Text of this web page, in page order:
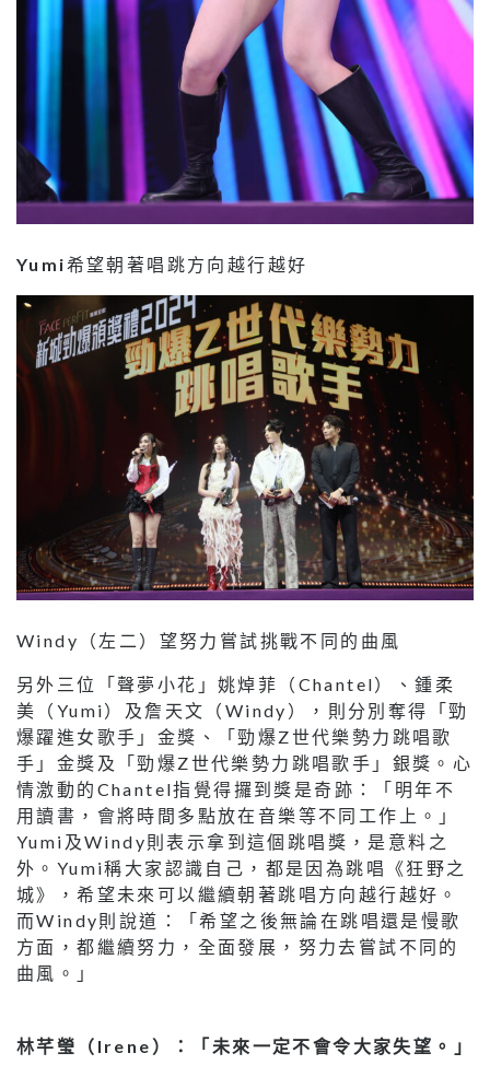
Yumi希望朝著唱跳方向越行越好
Windy（左二）望努力嘗試挑戰不同的曲風
另外三位「聲夢小花」姚焯菲（Chantel）、鍾柔
美（Yumi）及詹天文（Windy），則分別奪得「勁
爆躍進女歌手」金獎、「勁爆Z世代樂勢力跳唱歌
手」金獎及「勁爆Z世代樂勢力跳唱歌手」銀獎。心
情激動的Chantel指覺得攞到獎是奇跡：「明年不
用讀書，會將時間多點放在音樂等不同工作上。」
Yumi及Windy則表示拿到這個跳唱獎，是意料之
外。Yumi稱大家認識自己，都是因為跳唱《狂野之
城》，希望未來可以繼續朝著跳唱方向越行越好。
而Windy則說道：「希望之後無論在跳唱還是慢歌
方面，都繼續努力，全面發展，努力去嘗試不同的
曲風。」
林芊瑩（Irene）：「未來一定不會令大家失望。」